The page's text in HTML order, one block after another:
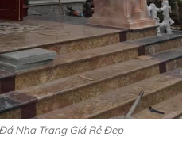
Nha Trang Giá Rẻ Đẹp